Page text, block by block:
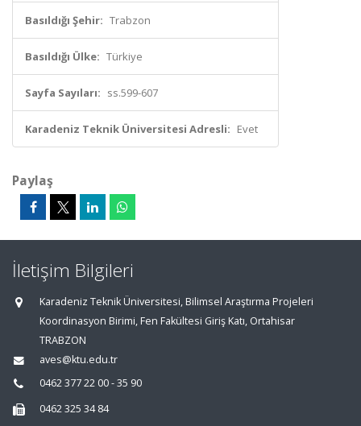
Basıldığı Şehir: Trabzon
Basıldığı Ülke: Türkiye
Sayfa Sayıları: ss.599-607
Karadeniz Teknik Üniversitesi Adresli: Evet
Paylaş
İletişim Bilgileri
Karadeniz Teknik Üniversitesi, Bilimsel Araştırma Projeleri
Koordinasyon Birimi, Fen Fakültesi Giriş Katı, Ortahisar
TRABZON
aves@ktu.edu.tr
0462 377 22 00 - 35 90
0462 325 34 84